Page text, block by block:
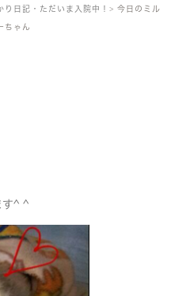
り日記・ただいま入院中！ 今日のミル
ちゃん
す^ ^